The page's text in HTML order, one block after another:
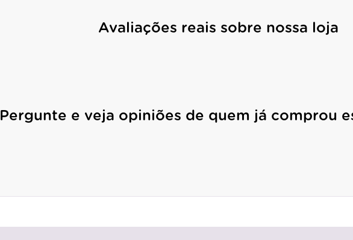
Avaliações reais sobre nossa loja
Pergunte e veja opiniões de quem já comprou